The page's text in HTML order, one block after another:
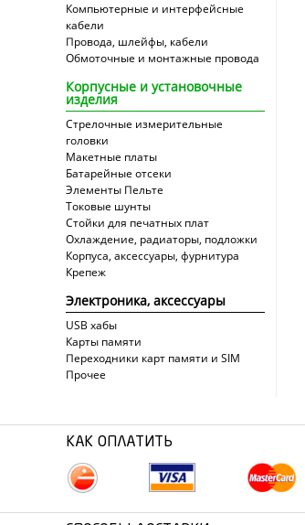
Компьютерные и интерфейсные
кабели
Провода, шлейфы, кабели
Обмоточные и монтажные провода
Корпусные и установочные
изделия
Стрелочные измерительные
головки
Макетные платы
Батарейные отсеки
Элементы Пельте
Токовые шунты
Стойки для печатных плат
Охлаждение, радиаторы, подложки
Корпуса, аксессуары, фурнитура
Крепеж
Электроника, аксессуары
USB хабы
Карты памяти
Переходники карт памяти и SIM
Прочее
КАК ОПЛАТИТЬ